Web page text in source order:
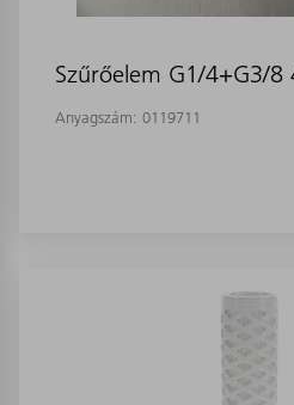
Szűrőelem G1/4+G3/8
Anyagszám: 0119711